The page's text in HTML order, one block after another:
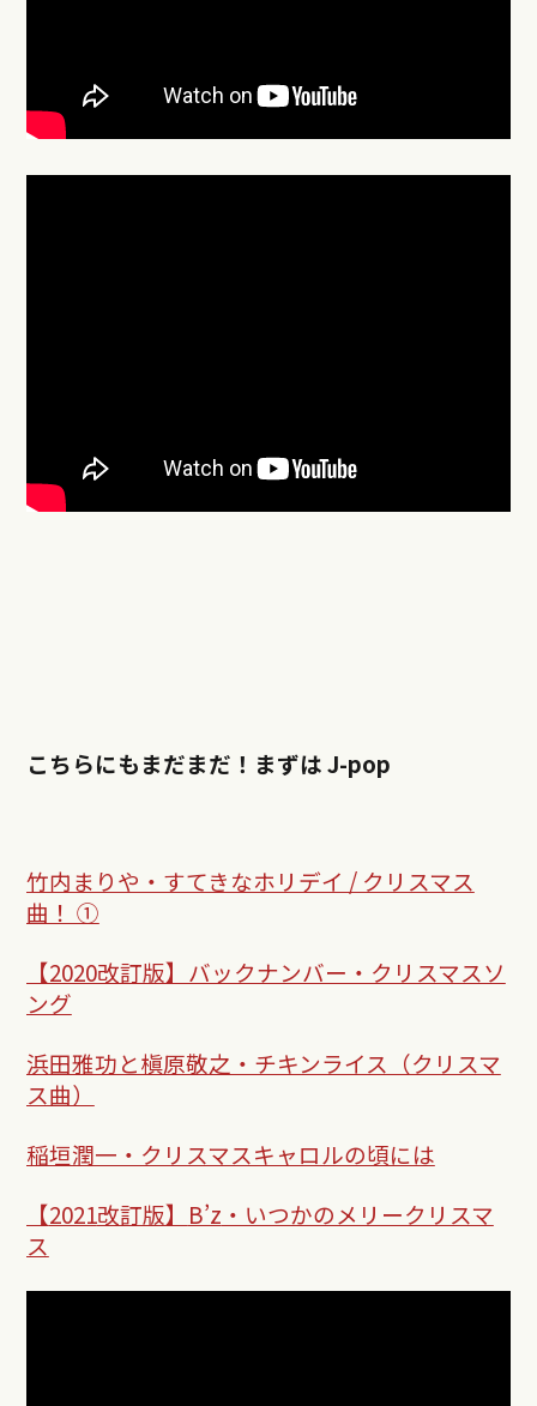
こちらにもまだまだ！ まずは J-pop
竹内まりや・すてきなホリデイ / クリスマス
曲！ ①
【2020改訂版】バックナンバー・クリスマスソ
ング
浜田雅功と槇原敬之・チキンライス（クリスマ
ス曲）
稲垣潤一・クリスマスキャロルの頃には
【2021改訂版】 B’z ・いつかのメリークリスマ
ス